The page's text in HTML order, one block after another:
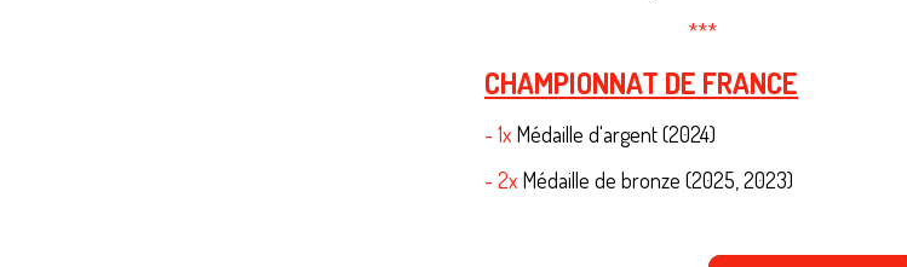
***
CHAMPIONNAT DE FRANCE
- 1x Médaille d'argent (2024)
- 2x Médaille de bronze (2025, 2023)